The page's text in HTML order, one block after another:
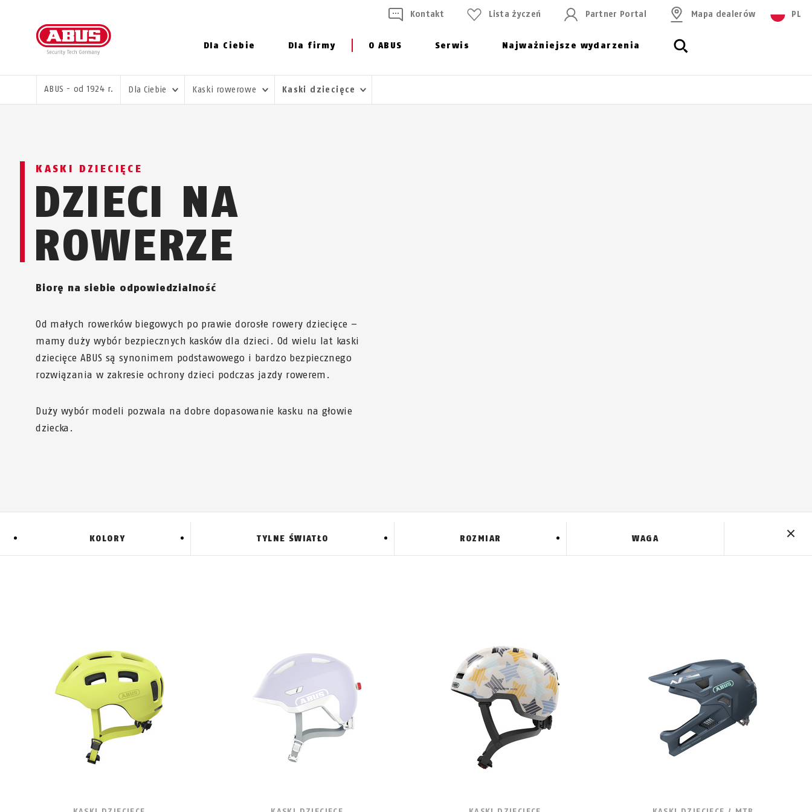
Dla Ciebie Dla firmy O ABUS Serwis Najważniejsze wydarzenia
Kontakt Lista życzeń Partner Portal Mapa dealerów PL
JESTEŚ TUTAJ:
ABUS - od 1924 r. Dla Ciebie Kaski rowerowe Kaski dziecięce
KASKI DZIECIĘCE
DZIECI NA
ROWERZE
Biorę na siebie odpowiedzialność
Od małych rowerków biegowych po prawie dorosłe rowery dziecięce –
mamy duży wybór bezpiecznych kasków dla dzieci. Od wielu lat kaski
dziecięce ABUS są synonimem podstawowego i bardzo bezpiecznego
rozwiązania w zakresie ochrony dzieci podczas jazdy rowerem.
Duży wybór modeli pozwala na dobre dopasowanie kasku na głowie
dziecka.
KOLORY TYLNE ŚWIATŁO ROZMIAR WAGA